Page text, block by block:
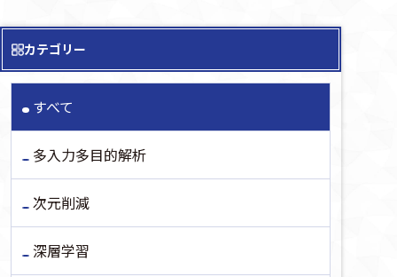
カテゴリー
すべて
多入力多目的解析
次元削減
深層学習